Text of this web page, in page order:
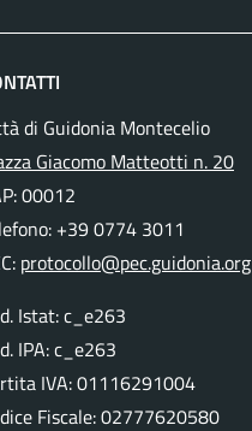
di Guidonia Montecelio
Giacomo Matteotti n. 20
00012
+39 0774 3011
protocollo@pec.guidonia.org
Istat: c_e263
IPA: c_e263
IVA: 01116291004
Fiscale: 02777620580